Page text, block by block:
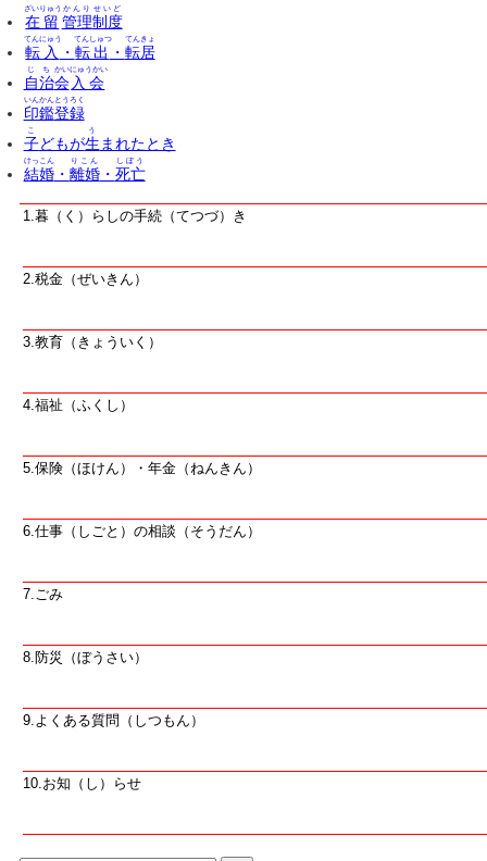
在留
ざいりゅう
管理
かんり
制度
せいど
転入
てんにゅう
・ 転出
てんしゅつ
・ 転居
てんきょ
自治
じち
会
かい
入会
にゅうかい
印鑑
いんかん
登録
とうろく
子
こ
どもが生
う
まれたとき
結婚
けっこん
・ 離婚
りこん
・ 死亡
しぼう
1.暮（く）らしの手続（てつづ）き
2.税金（ぜいきん）
3.教育（きょういく）
4.福祉（ふくし）
5.保険（ほけん）・年金（ねんきん）
6.仕事（しごと）の相談（そうだん）
7.ごみ
8.防災（ぼうさい）
9.よくある質問（しつもん）
10.お知（し）らせ